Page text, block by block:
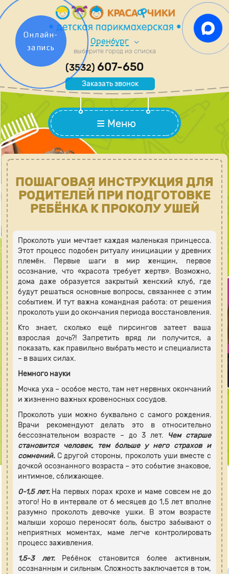
Оренбург
выберите город из списка
(3532) 607-650
Заказать звонок
Меню
ПОШАГОВАЯ ИНСТРУКЦИЯ ДЛЯ
РОДИТЕЛЕЙ ПРИ ПОДГОТОВКЕ
РЕБЁНКА К ПРОКОЛУ УШЕЙ
Проколоть уши мечтает каждая маленькая принцесса.
Этот процесс подобен ритуалу инициации у древних
племён. Первые шаги в мир женщин, первое
осознание, что «красота требует жертв». Возможно,
дома даже образуется закрытый женский клуб, где
будут решаться основные вопросы, связаннее с этим
событием. И тут важна командная работа: от решения
проколоть уши до окончания периода восстановления.
Кто знает, сколько ещё пирсингов затеет ваша
взрослая дочь?! Запретить вряд ли получится, а
показать, как правильно выбрать место и специалиста
– в ваших силах.
Немного науки
Мочка уха – особое место, там нет нервных окончаний
и жизненно важных кровеносных сосудов.
Проколоть уши можно буквально с самого рождения.
Врачи рекомендуют делать это в относительно
бессознательном возрасте – до 3 лет.
Чем старше
становится человек, тем больше у него страхов и
сомнений. С другой стороны, проколоть уши вместе с
дочкой осознанного возраста – это событие знаковое,
интимное, сближающее.
0-1,5 лет. На первых порах крохе и маме совсем не до
этого! Но в интервале от 6 месяцев до 1,5 лет вполне
разумно проколоть девочке ушки. В этом возрасте
малыши хорошо переносят боль, быстро забывают о
неприятных моментах, маме легче контролировать
процесс заживления.
1,5-3 лет.
Ребёнок становится более активным,
осознанным и сильным. Сложность заключается в том,
Онлайн-
запись